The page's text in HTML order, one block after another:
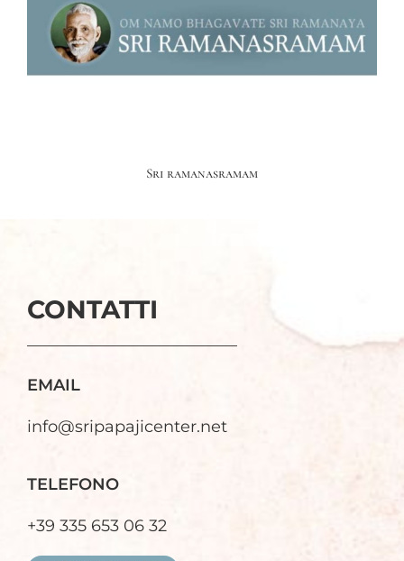
Sri ramanasramam
CONTATTI
EMAIL
info@sripapajicenter.net
TELEFONO
+39 335 653 06 32